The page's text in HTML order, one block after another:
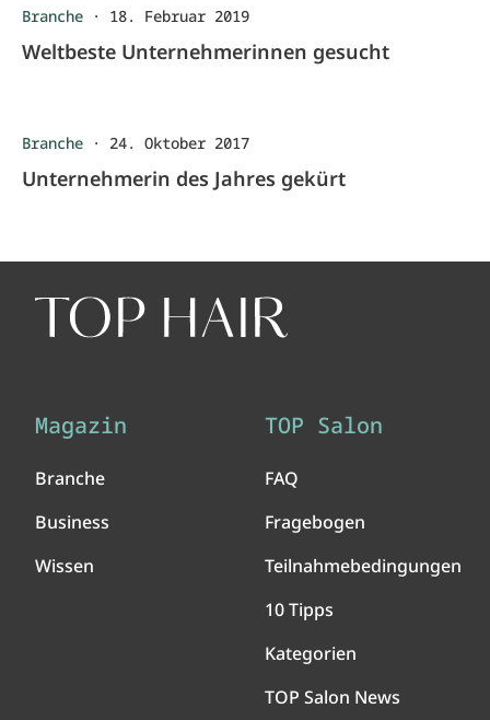
Branche · 18. Februar 2019
Weltbeste Unternehmerinnen gesucht
Branche · 24. Oktober 2017
Unternehmerin des Jahres gekürt
Magazin
Branche
Business
Wissen
TOP Salon
FAQ
Fragebogen
Teilnahmebedingungen
10 Tipps
Kategorien
TOP Salon News